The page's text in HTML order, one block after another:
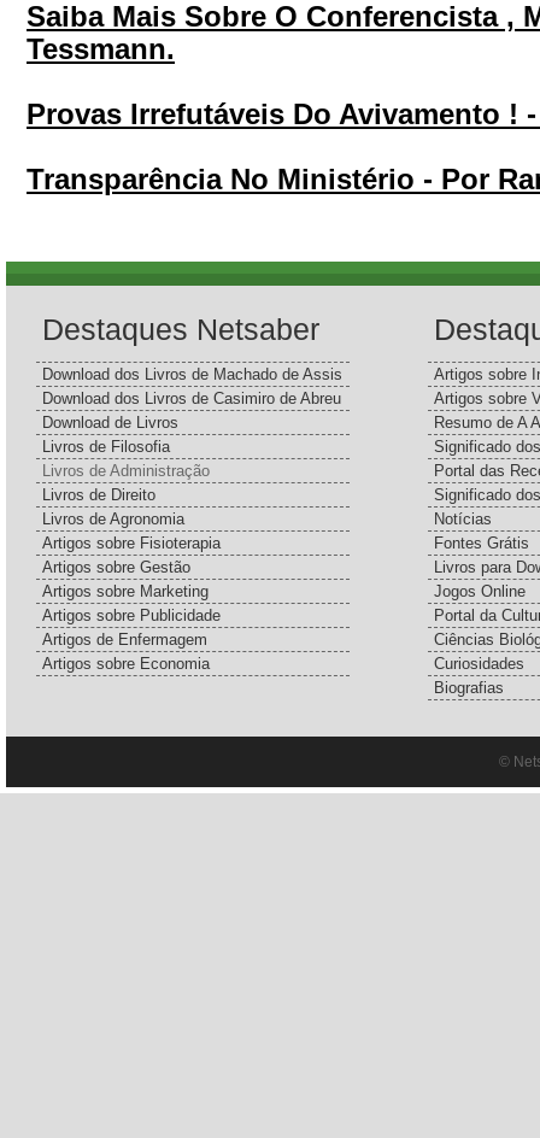
Saiba Mais Sobre O Conferencista ,
Tessmann.
Provas Irrefutáveis Do Avivamento !
Transparência No Ministério - Por
Destaques Netsaber
Download dos Livros de Machado de Assis
Download dos Livros de Casimiro de Abreu
Download de Livros
Livros de Filosofia
Livros de Administração
Livros de Direito
Livros de Agronomia
Artigos sobre Fisioterapia
Artigos sobre Gestão
Artigos sobre Marketing
Artigos sobre Publicidade
Artigos de Enfermagem
Artigos sobre Economia
Artigos sobre
Artigos sobre
Resumo de A
Significado
Portal das
Significado
Notícias
Fontes Grátis
Livros para
Jogos Online
Portal da
Ciências
Curiosidades
Biografias
©